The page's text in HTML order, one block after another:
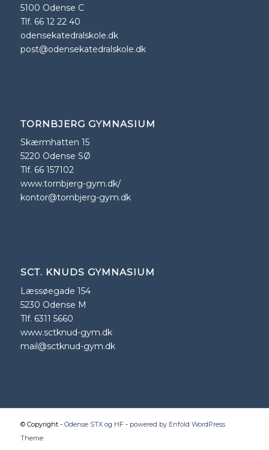
5100 Odense C
Tlf. 66 12 22 40
odensekatedralskole.dk
post@odensekatedralskole.dk
TORNBJERG GYMNASIUM
Skærmhatten 15
5220 Odense SØ
Tlf. 66 157102
www.tornbjerg-gym.dk/
kontor@tornbjerg-gym.dk
SCT. KNUDS GYMNASIUM
Læssøegade 154
5230 Odense M
Tlf. 6311 5660
www.sctknud-gym.dk
mail@sctknud-gym.dk
© Copyright - Odense STX og HF- powered by Enfold WordPress
Theme